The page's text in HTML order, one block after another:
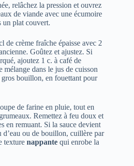
relâchez la pression et ouvrez
de viande avec une écumoire
un plat couvert.
de crème fraîche épaisse avec 2
Goûtez et ajustez. Si
ajoutez 1 c. à café de
mélange dans le jus de cuisson
bouillon, en fouettant pour
de farine en pluie, tout en
Remettez à feu doux et
en remuant. Si la sauce devient
d’eau ou de bouillon, cuillère par
texture nappante qui enrobe la